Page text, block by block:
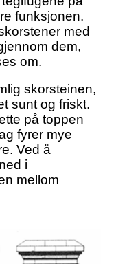
funksjonen.
med
dem,
om.
skorsteinen,
sunt og friskt.
på toppen
fyrer mye
Ved å
i
mellom